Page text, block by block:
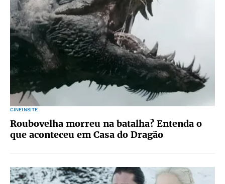
CINEINSITE
Roubovelha morreu na batalha? Entenda o
que aconteceu em Casa do Dragão